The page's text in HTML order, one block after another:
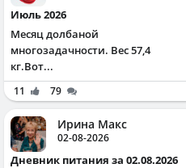
Июль 2026
Месяц долбаной
многозадачности. Вес 57,4
кг.Вот...
11 79
Ирина Макс
02-08-2026
Дневник питания за 02.08.2026